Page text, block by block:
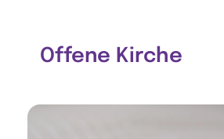
Offene Kirche